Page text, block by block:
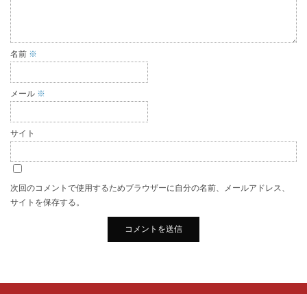
名前 ※
メール ※
サイト
次回のコメントで使用するためブラウザーに自分の名前、メールアドレス、
サイトを保存する。